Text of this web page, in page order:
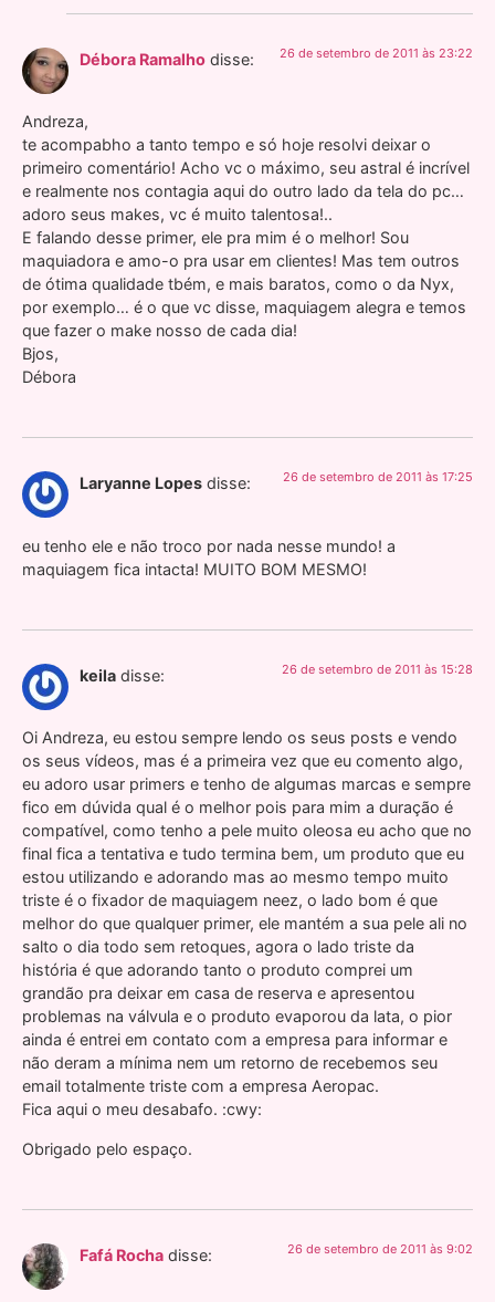
Débora Ramalho disse: 26 de setembro de 2011 às 23:22
Andreza,
te acompabho a tanto tempo e só hoje resolvi deixar o
primeiro comentário! Acho vc o máximo, seu astral é incrível
e realmente nos contagia aqui do outro lado da tela do pc…
adoro seus makes, vc é muito talentosa!..
E falando desse primer, ele pra mim é o melhor! Sou
maquiadora e amo-o pra usar em clientes! Mas tem outros
de ótima qualidade tbém, e mais baratos, como o da Nyx,
por exemplo… é o que vc disse, maquiagem alegra e temos
que fazer o make nosso de cada dia!
Bjos,
Débora
Laryanne Lopes disse: 26 de setembro de 2011 às 17:25
eu tenho ele e não troco por nada nesse mundo! a
maquiagem fica intacta! MUITO BOM MESMO!
keila disse: 26 de setembro de 2011 às 15:28
Oi Andreza, eu estou sempre lendo os seus posts e vendo
os seus vídeos, mas é a primeira vez que eu comento algo,
eu adoro usar primers e tenho de algumas marcas e sempre
fico em dúvida qual é o melhor pois para mim a duração é
compatível, como tenho a pele muito oleosa eu acho que no
final fica a tentativa e tudo termina bem, um produto que eu
estou utilizando e adorando mas ao mesmo tempo muito
triste é o fixador de maquiagem neez, o lado bom é que
melhor do que qualquer primer, ele mantém a sua pele ali no
salto o dia todo sem retoques, agora o lado triste da
história é que adorando tanto o produto comprei um
grandão pra deixar em casa de reserva e apresentou
problemas na válvula e o produto evaporou da lata, o pior
ainda é entrei em contato com a empresa para informar e
não deram a mínima nem um retorno de recebemos seu
email totalmente triste com a empresa Aeropac.
Fica aqui o meu desabafo. :cwy:
Obrigado pelo espaço.
Fafá Rocha disse: 26 de setembro de 2011 às 9:02